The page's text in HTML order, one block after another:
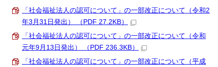
「社会福祉法人の認可について」の一部改正について（令和2
年3月31日発出） （PDF 27.2KB）
「社会福祉法人の認可について」の一部改正について（令和
元年9月13日発出） （PDF 236.3KB）
「社会福祉法人の認可について」の一部改正について（平成